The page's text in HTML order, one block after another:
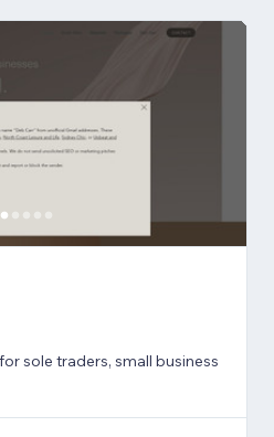
sole traders, small business